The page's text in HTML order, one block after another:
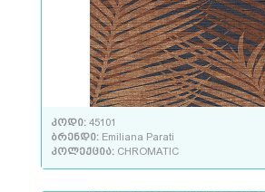
კოდი: 45101
ბრენდი: Emiliana Parati
კოლექცია: CHROMATIC